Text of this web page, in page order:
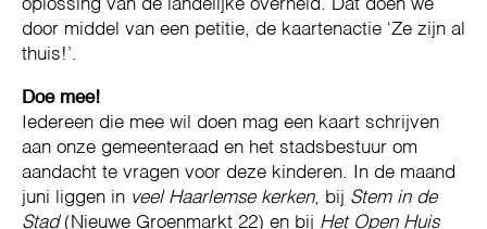
oplossing van de landelijke overheid. Dat doen we
door middel van een petitie, de kaartenactie ‘Ze zijn al
thuis!’.
Doe mee!
Iedereen die mee wil doen mag een kaart schrijven
aan onze gemeenteraad en het stadsbestuur om
aandacht te vragen voor deze kinderen. In de maand
juni liggen in veel Haarlemse kerken, bij Stem in de
Stad(Nieuwe Groenmarkt 22) en bij Het Open Huis